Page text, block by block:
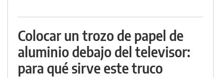
Colocar un trozo de papel de
aluminio debajo del televisor:
para qué sirve este truco